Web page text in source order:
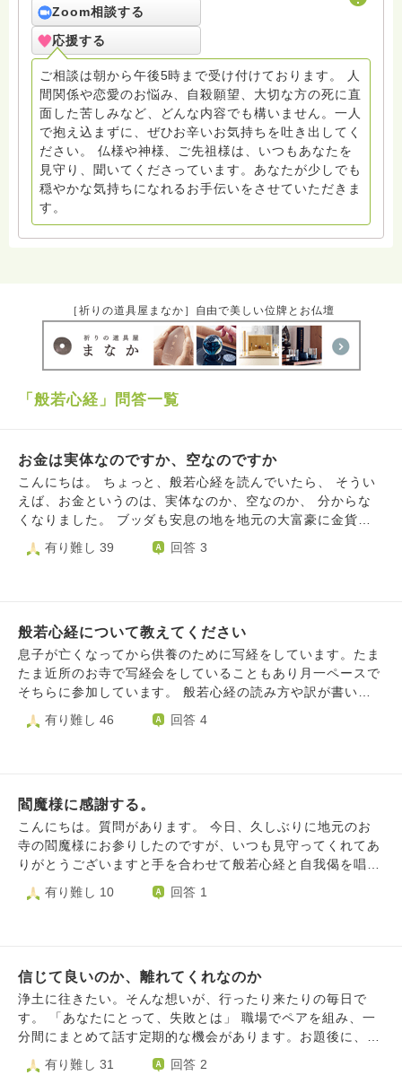
ろうかとは存じますが共に精進して参りましょうね。お
寺にもお気軽に遊びに来てください。
Zoom相談する
応援する
ご相談は朝から午後5時まで受け付けております。 人
間関係や恋愛のお悩み、自殺願望、大切な方の死に直
面した苦しみなど、どんな内容でも構いません。一人
で抱え込まずに、ぜひお辛いお気持ちを吐き出してく
ださい。 仏様や神様、ご先祖様は、いつもあなたを
見守り、聞いてくださっています。あなたが少しでも
穏やかな気持ちになれるお手伝いをさせていただきま
す。
［祈りの道具屋まなか］自由で美しい位牌とお仏壇
「般若心経」問答一覧
お金は実体なのですか、空なのですか
こんにちは。 ちょっと、般若心経を読んでいたら、 そうい
えば、お金というのは、実体なのか、空なのか、 分からな
くなりました。 ブッダも安息の地を地元の大富豪に金貨で
土地を提供してもらってます。 どうなのでしょうか
有り難し 39 回答 3
般若心経について教えてください
息子が亡くなってから供養のために写経をしています。たま
たま近所のお寺で写経会をしていることもあり月一ペースで
そちらに参加しています。 般若心経の読み方や訳が書いて
ある紙を見ながら息子のことを思い写経をしているのです
が、どうも般若心経は生きている人のためのように感じてし
る」ということではなく「故人がお経そのものを受け止め
る」のだからそれで間違いないということ？ 〇単に勉強不
足で般若心経をもっと理解できれば疑問は解決する？ 〇苦
しいことを苦しいと認めれば苦しみもその原因もなくなる…
死から逃れようとして苦しむなんてことはないですが、大事
ずつ癒されてきたのか自宅以外で泣くことは我慢できるよう
になりました。 それが苦しみを認めることができたから、
ということなのでしょうか。 お寺に伺った時に住職様に質
問してみたいことはたくさんあるのですが、世間話はできて
なのでここで質問させていただきました。 まだまだ日にち
有り難し 46 回答 4
閻魔様に感謝する。
こんにちは。質問があります。 今日、久しぶりに地元のお
寺の閻魔様にお参りしたのですが、いつも見守ってくれてあ
りがとうございますと手を合わせて般若心経と自我偈を唱え
たのですが、良かったでしょうか？
有り難し 10 回答 1
信じて良いのか、離れてくれなのか
浄土に往きたい。そんな想いが、行ったり来たりの毎日で
す。 「あなたにとって、失敗とは」 職場でペアを組み、一
分間にまとめて話す定期的な機会があります。お題後に、考
える時間は１分半で昨日の私の内容は、以下の通りでした。
- - - - - - - - - - - - 私にとって、失敗とは…日常茶飯事で
有り難し 31 回答 2